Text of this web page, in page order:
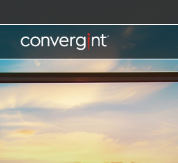
to
contentHome